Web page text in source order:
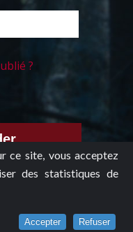
ce site, vous acceptez
des statistiques de
Accepter Refuser
?